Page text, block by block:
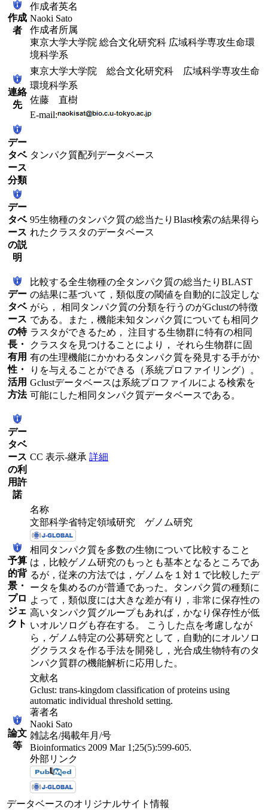
作成
者
作成者英名
Naoki Sato
作成者所属
東京大学大学院 総合文化研究科 広域科学専攻生命環
境科学系
連絡
先
東京大学大学院 総合文化研究科 広域科学専攻生命
環境科学系
佐藤 直樹
E-mail:
デー
タベ
ース
分類
タンパク質配列データベース
デー
タベ
ース
の説
明
95生物種のタンパク質の総当たりBlast検索の結果得ら
れたクラスタのデータベース
デー
タベ
ース
の特
長・
有用
性・
活用
方法
比較する全生物種の全タンパク質の総当たりBLAST
の結果に基づいて，類似度の閾値を自動的に設定しな
がら， 相同タンパク質の分類を行うのがGclustの特徴
である。また，機能未知タンパク質についても相同ク
ラスタができるため， 注目する生物群に特有の相同
クラスタを見つけることにより， それら生物群に固
有の生理機能にかかわるタンパク質を発見する手がか
りを与えることができる（系統プロファイリング）。
Gclustデータベースは系統プロファイルによる検索を
可能にした相同タンパク質データベースである。
デー
タベ
ース
の利
用許
諾
CC 表示-継承 詳細
予算
的背
景・
プロ
ジェ
クト
名称
文部科学省特定領域研究 ゲノム研究
相同タンパク質を多数の生物について比較すること
は，比較ゲノム研究のもっとも基本となるところであ
るが，従来の方法では，ゲノムを１対１で比較したデ
ータを集めるのが普通であった。タンパク質の種類に
よって，類似度には大きな差が有り，非常に保存性の
高いタンパク質グループもあれば，かなり保存性が低
いオルソログも存在する。 こうした点を考慮しなが
ら，ゲノム特定の公募研究として，自動的にオルソロ
グクラスタを作る手法を開発し，光合成生物特有のタ
ンパク質群の機能解析に応用した。
論文
等
文献名
Gclust: trans-kingdom classification of proteins using
automatic individual threshold setting.
著者名
Naoki Sato
雑誌名/掲載年月/号
Bioinformatics 2009 Mar 1;25(5):599-605.
外部リンク
データベースのオリジナルサイト情報